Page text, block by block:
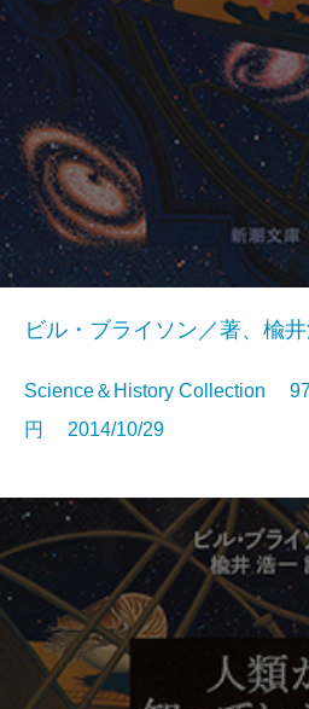
ビル・ブライソン／著、楡
Science＆History Collection
円 2014/10/29